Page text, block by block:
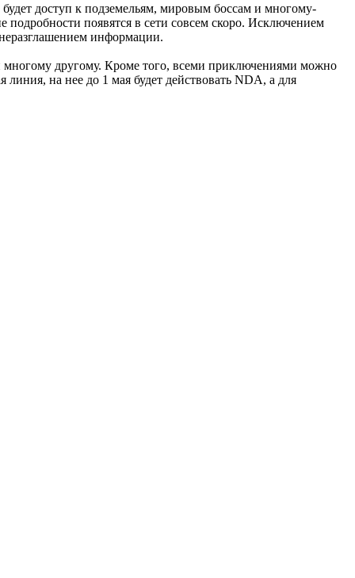
доступ к подземельям, мировым боссам и многому-
подробности появятся в сети совсем скоро. Исключением
информации.
другому. Кроме того, всеми приключениями можно
линия, на нее до 1 мая будет действовать NDA, а для